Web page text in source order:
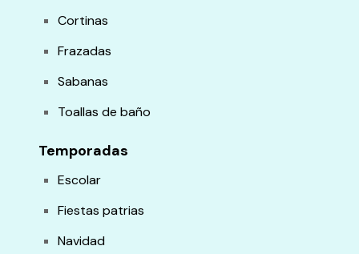
Cortinas
Frazadas
Sabanas
Toallas de baño
Temporadas
Escolar
Fiestas patrias
Navidad